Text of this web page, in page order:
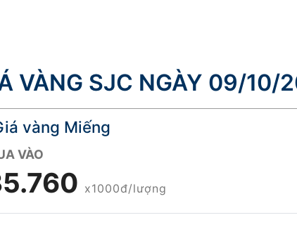
VÀNG SJC NGÀY 09/10/
vàng Miếng
VÀO
x1000đ/lượng